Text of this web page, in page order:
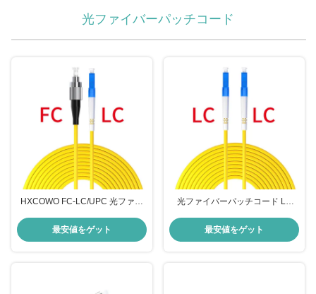
光ファイバーパッチコード
HXCOWO FC-LC/UPC 光ファイ
マイズされた色
最安値をゲット
光ファイバーパッチコード LC
9/125 シングルモード光ファイバ
ーケーブルパッチ
最安値をゲット